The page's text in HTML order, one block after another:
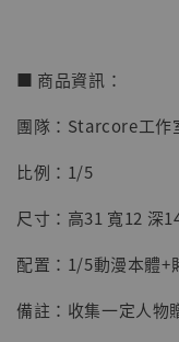
【店內現貨
NT$ 1,500
NT$ 1,870
■ 商品資訊：
團隊：Starcore工作
比例：1/5
尺寸：高31 寬12 深
配置：1/5動漫本體+
備註：收集一定人物